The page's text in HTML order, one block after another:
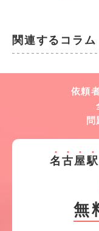
関連するコラム
依頼
問
名 古 屋駅
無